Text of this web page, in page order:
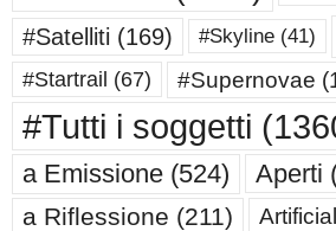
#Satelliti (169) #Skyline (41)
#Startrail (67) #Supernovae
#Tutti i soggetti
a Emissione (524) Aperti
a Riflessione (211)